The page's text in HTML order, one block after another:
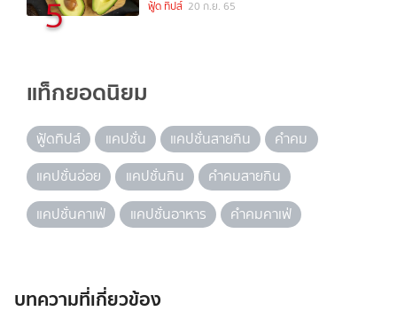
5 ฟู้ด ทิปส์ 20 ก.ย. 65
แท็กยอดนิยม
ฟู้ดทิปส์ แคปชั่น แคปชั่นสายกิน
คำคม
แคปชั่นอ่อย
แคปชั่นกิน
คำคมสายกิน
แคปชั่นคาเฟ่
แคปชั่นอาหาร คำคมคาเฟ่
บทความที่เกี่ยวข้อง